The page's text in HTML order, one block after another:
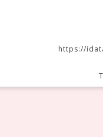
https://